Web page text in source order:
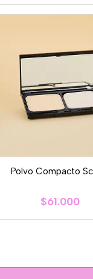
Polvo Compacto
$61.000